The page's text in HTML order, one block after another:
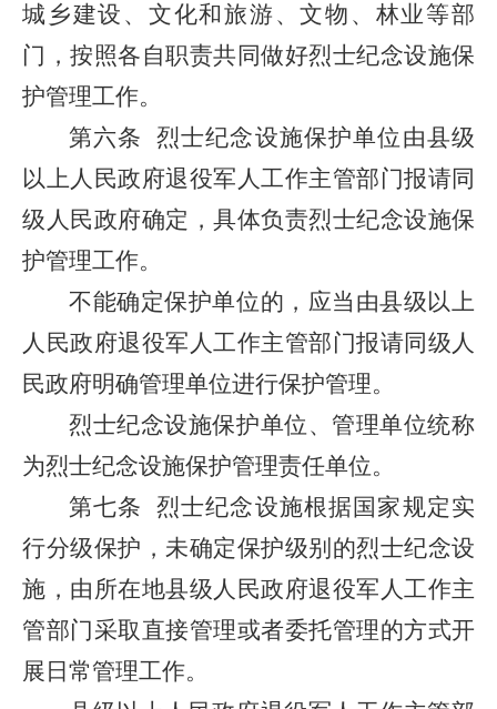
城乡建设、文化和旅游、文物、林业等部
门，按照各自职责共同做好烈士纪念设施保
护管理工作。
第六条 烈士纪念设施保护单位由县级
以上人民政府退役军人工作主管部门报请同
级人民政府确定，具体负责烈士纪念设施保
护管理工作。
不能确定保护单位的，应当由县级以上
人民政府退役军人工作主管部门报请同级人
民政府明确管理单位进行保护管理。
烈士纪念设施保护单位、管理单位统称
为烈士纪念设施保护管理责任单位。
第七条 烈士纪念设施根据国家规定实
行分级保护，未确定保护级别的烈士纪念设
施，由所在地县级人民政府退役军人工作主
管部门采取直接管理或者委托管理的方式开
展日常管理工作。